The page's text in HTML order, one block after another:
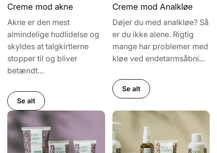
Creme mod akne
Akne er den mest
almindelige hudlidelse og
skyldes at talgkirtlerne
stopper til og bliver
betændt...
Se alt
Creme mod Analkløe
Døjer du med analkløe? Så
er du ikke alene. Rigtig
mange har problemer med
kløe ved endetarmsåbni...
Se alt